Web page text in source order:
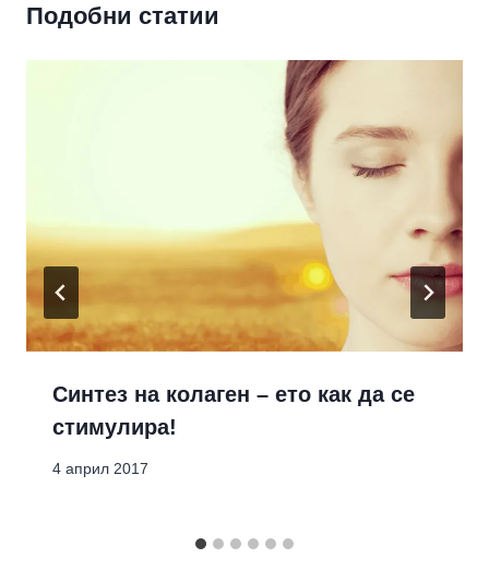
Подобни статии
Синтез на колаген – ето как да се
стимулира!
4 април 2017